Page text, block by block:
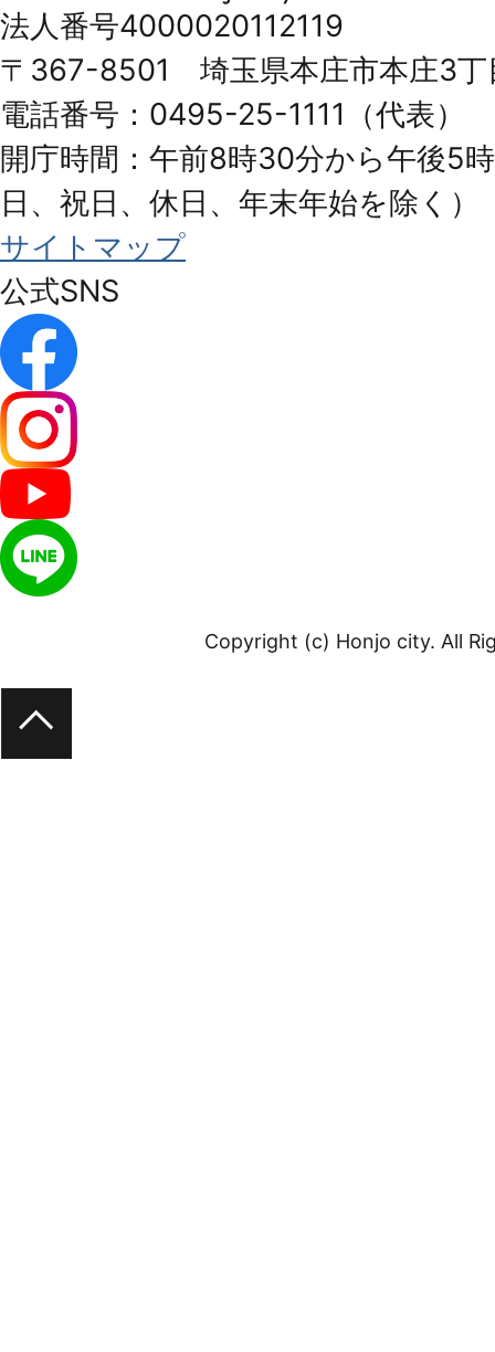
Honjo
City
法人番号4000020112119
〒367-8501 埼玉県本庄市本庄3丁
電話番号：0495-25-1111（代表）
開庁時間：午前8時30分から午後5
日、祝日、休日、年末年始を除く）
サイトマップ
公式SNS
Copyright (c) Honjo city. All